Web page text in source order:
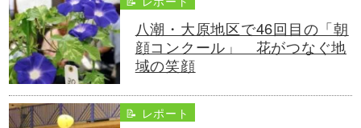
八潮・大原地区で46回目の「朝
顔コンクール」 花がつなぐ地
域の笑顔
📝 レポート